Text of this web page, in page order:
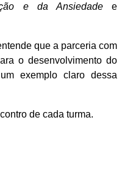
e da Ansiedade e
que a parceria com
o desenvolvimento do
exemplo claro dessa
de cada turma.